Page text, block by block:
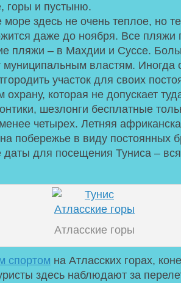
горы и пустыню.
здесь не очень теплое, но
даже до ноября. Все пляжи
пляжи – в Махдии и Суссе.
муниципальным властям. Иногда
участок для своих
охрану, которая не допускает
шезлонги бесплатные
четырех. Летняя
побережье в виду постоянных
для посещения Туниса –
Атласские горы
спортом на Атласских горах,
здесь наблюдают за